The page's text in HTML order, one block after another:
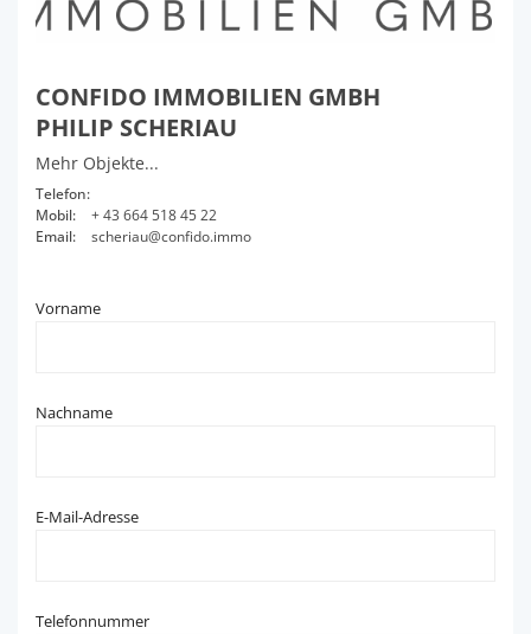
CONFIDO IMMOBILIEN GMBH
PHILIP SCHERIAU
Mehr Objekte...
Telefon:
Mobil:
+ 43 664 518 45 22
Email:
scheriau@confido.immo
Vorname
Nachname
E-Mail-Adresse
Telefonnummer